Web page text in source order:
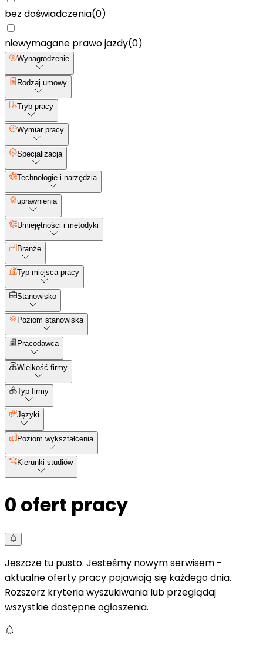
bez doświadczenia(0)
niewymagane prawo jazdy(0)
Wynagrodzenie
Rodzaj umowy
Tryb pracy
Wymiar pracy
Specjalizacja
Technologie i narzędzia
uprawnienia
Umiejętności i metodyki
Branże
Typ miejsca pracy
Stanowisko
Poziom stanowiska
Pracodawca
Wielkość firmy
Typ firmy
Języki
Poziom wykształcenia
Kierunki studiów
0 ofert pracy
Jeszcze tu pusto. Jesteśmy nowym serwisem -
aktualne oferty pracy pojawiają się każdego dnia.
Rozszerz kryteria wyszukiwania lub przeglądaj
wszystkie dostępne ogłoszenia.